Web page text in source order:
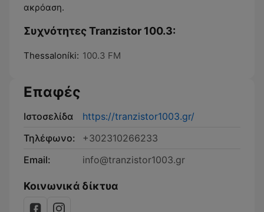
ακρόαση.
Συχνότητες Tranzistor 100.3:
Thessaloníki: 100.3 FM
Επαφές
Ιστοσελίδα
https://tranzistor1003.gr/
Τηλέφωνο:
+302310266233
Email:
info@tranzistor1003.gr
Κοινωνικά δίκτυα